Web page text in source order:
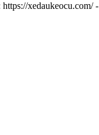
xedaukeocu.com/